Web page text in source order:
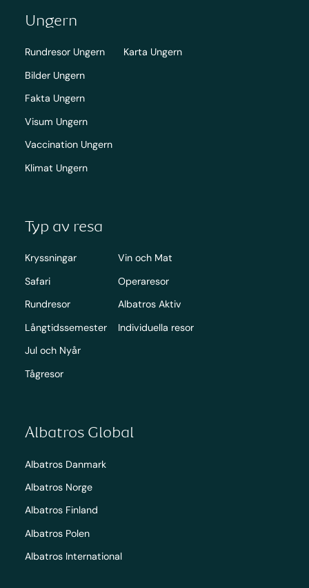
Ungern
Rundresor Ungern
Bilder Ungern
Fakta Ungern
Visum Ungern
Vaccination Ungern
Klimat Ungern
Karta Ungern
Typ av resa
Kryssningar
Safari
Rundresor
Långtidssemester
Jul och Nyår
Tågresor
Vin och Mat
Operaresor
Albatros Aktiv
Individuella resor
Albatros Global
Albatros Danmark
Albatros Norge
Albatros Finland
Albatros Polen
Albatros International